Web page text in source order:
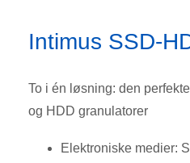
Intimus SSD-
To i én løsning: den
og HDD granulatorer
Elektroniske medier: